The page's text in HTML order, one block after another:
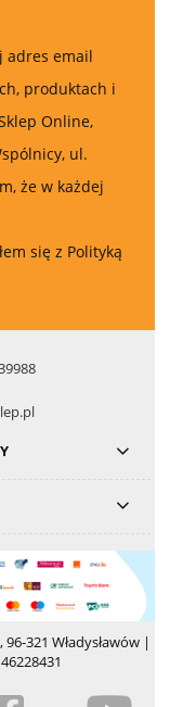
adres email
produktach i
Online,
ul.
że w każdej
się z Polityką
321 Władysławów |